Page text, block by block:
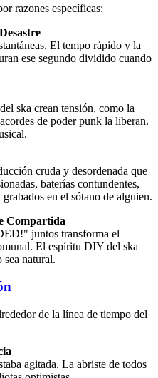
razones específicas:
El tempo rápido y la
ese segundo dividido cuando
ska crean tensión, como la
de poder punk la liberan.
cruda y desordenada que
baterías contundentes,
en el sótano de alguien.
Compartida
juntos transforma el
El espíritu DIY del ska
natural.
de la línea de tiempo del
agitada. La abriste de todos